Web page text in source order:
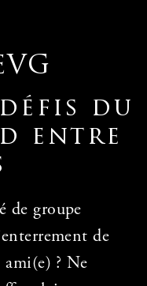
du
entre
de groupe
de
? Ne